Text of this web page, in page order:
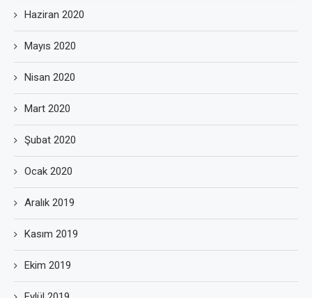
Haziran 2020
Mayıs 2020
Nisan 2020
Mart 2020
Şubat 2020
Ocak 2020
Aralık 2019
Kasım 2019
Ekim 2019